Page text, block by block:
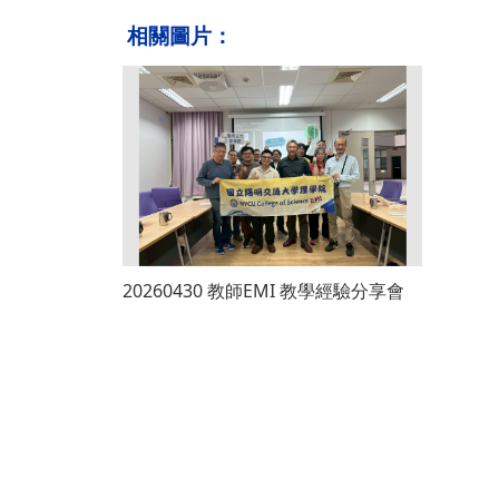
相關圖片：
20260430 教師EMI 教學經驗分享會